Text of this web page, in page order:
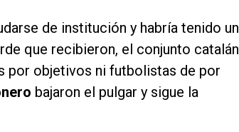
de institución y habría tenido un
que recibieron, el conjunto catalán
por objetivos ni futbolistas de por
bajaron el pulgar y sigue la